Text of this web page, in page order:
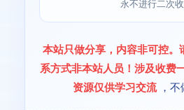
永不进行二次
本站只做分享，内容非可控。
系方式非本站人员！涉及收费
资源仅供学习交流 ，